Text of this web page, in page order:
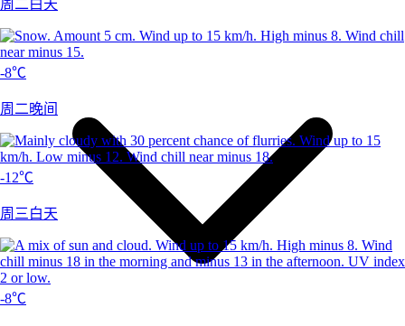
周二白天
-8℃
周二晚间
-12℃
周三白天
-8℃